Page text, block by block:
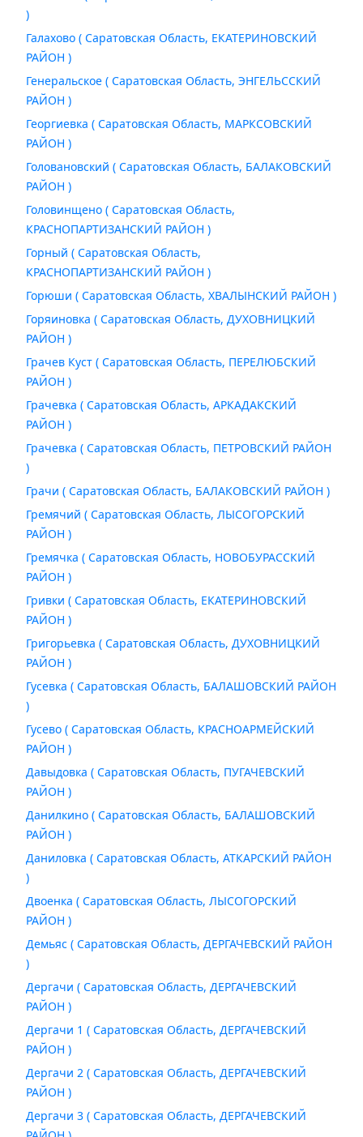
)
Галахово ( Саратовская Область, ЕКАТЕРИНОВСКИЙ
РАЙОН )
Генеральское ( Саратовская Область, ЭНГЕЛЬССКИЙ
РАЙОН )
Георгиевка ( Саратовская Область, МАРКСОВСКИЙ
РАЙОН )
Головановский ( Саратовская Область, БАЛАКОВСКИЙ
РАЙОН )
Головинщено ( Саратовская Область,
КРАСНОПАРТИЗАНСКИЙ РАЙОН )
Горный ( Саратовская Область,
КРАСНОПАРТИЗАНСКИЙ РАЙОН )
Горюши ( Саратовская Область, ХВАЛЫНСКИЙ РАЙОН )
Горяиновка ( Саратовская Область, ДУХОВНИЦКИЙ
РАЙОН )
Грачев Куст ( Саратовская Область, ПЕРЕЛЮБСКИЙ
РАЙОН )
Грачевка ( Саратовская Область, АРКАДАКСКИЙ
РАЙОН )
Грачевка ( Саратовская Область, ПЕТРОВСКИЙ РАЙОН
)
Грачи ( Саратовская Область, БАЛАКОВСКИЙ РАЙОН )
Гремячий ( Саратовская Область, ЛЫСОГОРСКИЙ
РАЙОН )
Гремячка ( Саратовская Область, НОВОБУРАССКИЙ
РАЙОН )
Гривки ( Саратовская Область, ЕКАТЕРИНОВСКИЙ
РАЙОН )
Григорьевка ( Саратовская Область, ДУХОВНИЦКИЙ
РАЙОН )
Гусевка ( Саратовская Область, БАЛАШОВСКИЙ РАЙОН
)
Гусево ( Саратовская Область, КРАСНОАРМЕЙСКИЙ
РАЙОН )
Давыдовка ( Саратовская Область, ПУГАЧЕВСКИЙ
РАЙОН )
Данилкино ( Саратовская Область, БАЛАШОВСКИЙ
РАЙОН )
Даниловка ( Саратовская Область, АТКАРСКИЙ РАЙОН
)
Двоенка ( Саратовская Область, ЛЫСОГОРСКИЙ
РАЙОН )
Демьяс ( Саратовская Область, ДЕРГАЧЕВСКИЙ РАЙОН
)
Дергачи ( Саратовская Область, ДЕРГАЧЕВСКИЙ
РАЙОН )
Дергачи 1 ( Саратовская Область, ДЕРГАЧЕВСКИЙ
РАЙОН )
Дергачи 2 ( Саратовская Область, ДЕРГАЧЕВСКИЙ
РАЙОН )
Дергачи 3 ( Саратовская Область, ДЕРГАЧЕВСКИЙ